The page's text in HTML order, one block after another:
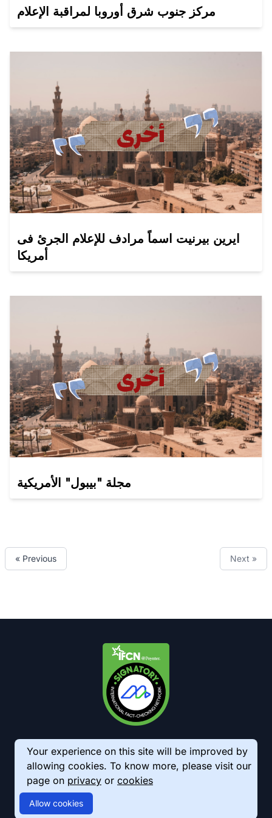
مركز جنوب شرق أوروبا لمراقبة الإعلام
ايرين بيرنيت اسماً مرادف للإعلام الجرئ فى
أمريكا
مجلة "بيبول" الأمريكية
« Previous Next »
Your experience on this site will be improved by
allowing cookies. To know more, please visit our
page on privacy or cookies
Allow cookies
© 2026 AkhbarMeter. All Rights Reserved